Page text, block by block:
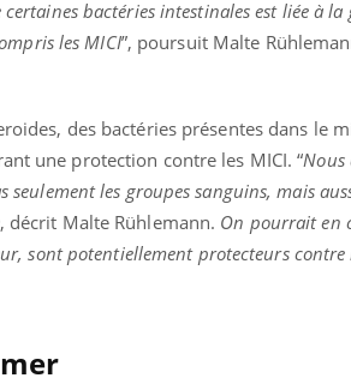
bactéries intestinales est liée à
les MICI”, poursuit Malte
des bactéries présentes dans le
une protection contre les MICI. “
les groupes sanguins, mais
, décrit Malte Rühlemann. On pourrait en
sont potentiellement protecteurs